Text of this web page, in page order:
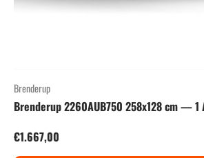
Brenderup
Brenderup 2260AUB750 258x128 cm — 1
Normaler Preis
€1.667,00